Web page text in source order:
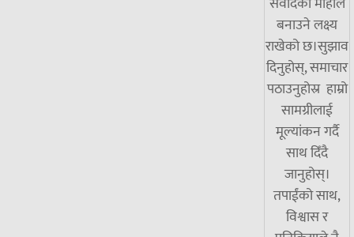
बनाउने लक्ष्य
राखेको छ।सुझाव
दिनुहोस्, समाचार
पठाउनुहोस्र हाम्रो
सामग्रीलाई
मूल्यांकन गर्दै
साथ दिँदै
जानुहोस्।
तपाईंको साथ,
विश्वास र